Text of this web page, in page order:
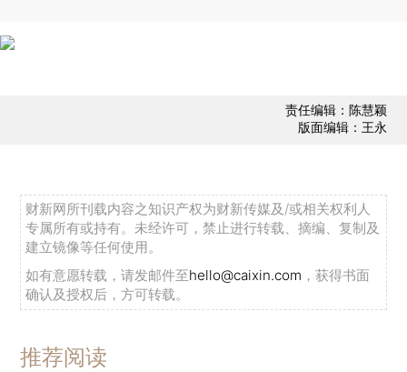
责任编辑：陈慧颖
版面编辑：王永
财新网所刊载内容之知识产权为财新传媒及/或相关权利人
专属所有或持有。未经许可，禁止进行转载、摘编、复制及
建立镜像等任何使用。
如有意愿转载，请发邮件至hello@caixin.com ，获得书面
确认及授权后，方可转载。
推荐阅读